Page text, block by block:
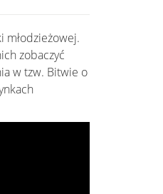
młodzieżowej.
zobaczyć
w tzw. Bitwie o